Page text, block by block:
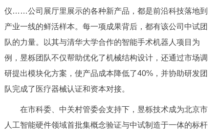
仪……公司展厅里展示的各种新产品，都是前沿科技落地到
产业一线的鲜活样本。每一项成果背后，都有该公司中试团
队的力量。以其与清华大学合作的智能手术机器人项目为
例，昱栎团队不仅帮助优化了机械结构设计，还通过市场调
研提出模块化方案，使产品成本降低了40%，并协助研发团
队完成了医疗器械认证和资本对接。
在市科委、中关村管委会支持下，昱栎技术成为北京市
人工智能硬件领域首批集概念验证与中试制造于一体的标杆